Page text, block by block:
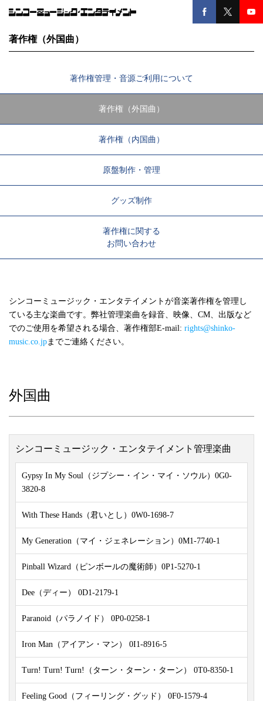
著作権（外国曲）
著作権管理・音源ご利用について
著作権（外国曲）
著作権（内国曲）
原盤制作・管理
グッズ制作
著作権に関する
お問い合わせ
シンコーミュージック・エンタテイメントが音楽著作権を管理し
ている主な楽曲です。弊社管理楽曲を録音、映像、CM、出版など
でのご使用を希望される場合、著作権部E-mail: rights@shinko-
music.co.jpまでご連絡ください。
外国曲
シンコーミュージック・エンタテイメント管理楽曲
Gypsy In My Soul（ジプシー・イン・マイ・ソウル）0G0-
3820-8
With These Hands（君いとし）0W0-1698-7
My Generation（マイ・ジェネレーション）0M1-7740-1
Pinball Wizard（ピンボールの魔術師）0P1-5270-1
Dee（ディー） 0D1-2179-1
Paranoid（パラノイド） 0P0-0258-1
Iron Man（アイアン・マン） 0I1-8916-5
Turn! Turn! Turn!（ターン・ターン・ターン） 0T0-8350-1
Feeling Good（フィーリング・グッド） 0F0-1579-4